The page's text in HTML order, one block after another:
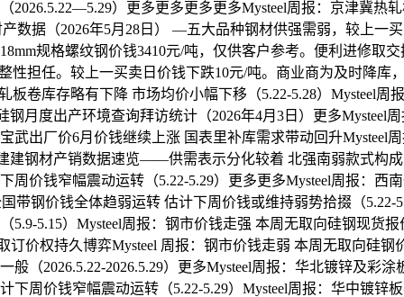
2026.5.22—5.29）更多更多更多更多Mysteel周报：京津冀热
产数据（2026年5月28日） —五大品种钢材供强需弱，较上一
规格螺纹钢价钱3410元/吨，仅供客户参考。便利进修取
性担任。较上一买卖日价钱下跌10元/吨。商业商为及时降
板卷库存略有下降 市场均价小幅下移（5.22-5.28）Mysteel周
钢月度出产环境查询拜访统计（2026年4月3日）更多Mysteel
武出厂价6月价钱继续上涨 国表里补库需求带动回升Mysteel
建钢材产销数据速览——供需表示分化较着 北强南弱款式构成
周价钱窄幅震动运转（5.22-5.29）更多更多Mysteel周报：
带钢价钱全体趋弱运转 估计下周价钱或维持弱势拾掇（5.22-
5.9-5.15）Mysteel周报：钢市价钱走强 本周无取向硅钢现货报
价权持久博弈Mysteel 周报：钢市价钱走弱 本周无取向硅钢
（2026.5.22-2026.5.29）更多Mysteel周报：华北镀锌及彩涂
下周价钱窄幅震动运转（5.22-5.29）Mysteel周报：华中镀锌